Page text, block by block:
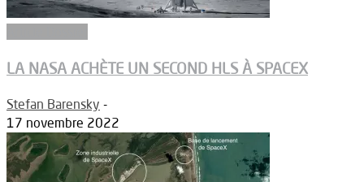
LA NASA ACHÈTE UN SECOND HLS À SPACEX
Stefan Barensky -
17 novembre 2022